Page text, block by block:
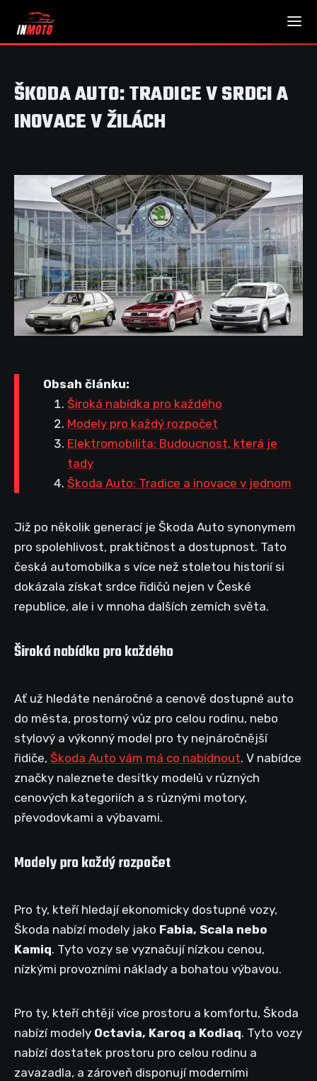
ŠKODA AUTO: TRADICE V SRDCI A
INOVACE V ŽILÁCH
Obsah článku:
Široká nabídka pro každého
Modely pro každý rozpočet
Elektromobilita: Budoucnost, která je
tady
Škoda Auto: Tradice a inovace v jednom
Již po několik generací je Škoda Auto synonymem
pro spolehlivost, praktičnost a dostupnost. Tato
česká automobilka s více než stoletou historií si
dokázala získat srdce řidičů nejen v České
republice, ale i v mnoha dalších zemích světa.
Široká nabídka pro každého
Ať už hledáte nenáročné a cenově dostupné auto
do města, prostorný vůz pro celou rodinu, nebo
stylový a výkonný model pro ty nejnáročnější
řidiče, Škoda Auto vám má co nabídnout. V nabídce
značky naleznete desítky modelů v různých
cenových kategoriích a s různými motory,
převodovkami a výbavami.
Modely pro každý rozpočet
Pro ty, kteří hledají ekonomicky dostupné vozy,
Škoda nabízí modely jako Fabia, Scala nebo
Kamiq. Tyto vozy se vyznačují nízkou cenou,
nízkými provozními náklady a bohatou výbavou.
Pro ty, kteří chtějí více prostoru a komfortu, Škoda
nabízí modely Octavia, Karoq a Kodiaq. Tyto vozy
nabízí dostatek prostoru pro celou rodinu a
zavazadla, a zároveň disponují moderními